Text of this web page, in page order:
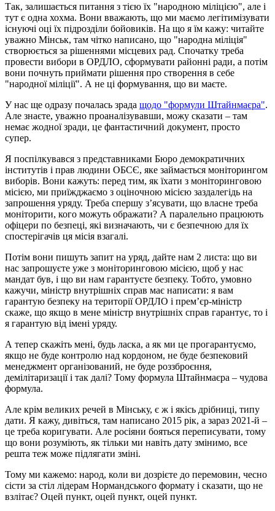
Так, залишається питання з тією їх "народною міліцією", але і
тут є одна хохма. Вони вважають, що ми маємо легітимізувати
існуючі оці їх підрозділи бойовиків. На що я їм кажу: читайте
уважно Мінськ, там чітко написано, що "народна міліція"
створюється за рішеннями місцевих рад. Спочатку треба
провести вибори в ОРДЛО, сформувати районні ради, а потім
вони почнуть приймати рішення про створення в себе
"народної міліції". А не ці формування, що ви маєте.
У нас ще одразу почалась зрада щодо "формули Штайнмаєра".
Але знаєте, уважно проаналізувавши, можу сказати – там
немає жодної зради, це фантастичний документ, просто
супер.
Я поспілкувався з представниками Бюро демократичних
інститутів і прав людини ОБСЄ, яке займається моніторингом
виборів. Вони кажуть: перед тим, як їхати з моніторинговою
місією, ми приїжджаємо з оціночною місією заздалегідь на
запрошення уряду. Треба спершу з’ясувати, що власне треба
моніторити, кого можуть ображати? А паралельно працюють
офіцери по безпеці, які визначають, чи є безпечною для їх
спостерігачів ця місія взагалі.
Потім вони пишуть запит на уряд, дайте нам 2 листа: що ви
нас запрошуєте уже з моніторинговою місією, щоб у нас
мандат був, і що ви нам гарантуєте безпеку. Тобто, умовно
кажучи, міністр внутрішніх справ має написати: я вам
гарантую безпеку на території ОРДЛО і прем’єр-міністр
скаже, що якщо в мене міністр внутрішніх справ гарантує, то і
я гарантую від імені уряду.
А тепер скажіть мені, будь ласка, а як ми це прогарантуємо,
якщо не буде контролю над кордоном, не буде безпековий
менеджмент організований, не буде роззброєння,
демілітаризації і так далі? Тому формула Штайнмаєра – чудова
формула.
Але крім великих речей в Мінську, є ж і якісь дрібниці, типу
дати. Я кажу, дивіться, там написано 2015 рік, а зараз 2021-й –
це треба коригувати. Але росіяни бояться переписувати, тому
що вони розуміють, як тільки ми навіть дату змінимо, все
решта теж може підлягати зміні.
Тому ми кажемо: народ, коли ви дозрієте до перемовин, чесно
сісти за стіл лідерам Нормандського формату і сказати, що не
взлітає? Оцей пункт, оцей пункт, оцей пункт.